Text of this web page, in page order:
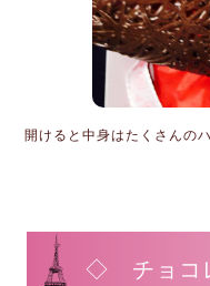
開けると中身はたくさんのハ
◇ チョコ